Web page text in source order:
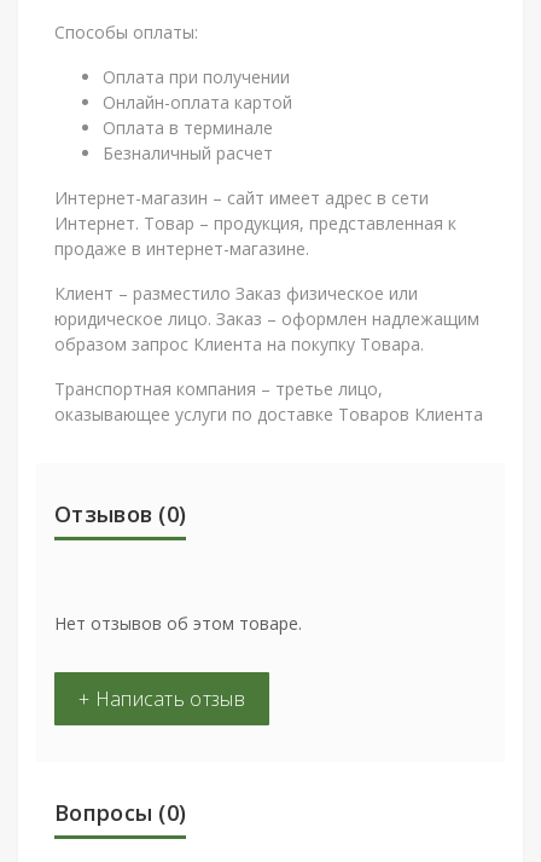
Способы оплаты:
Оплата при получении
Онлайн-оплата картой
Оплата в терминале
Безналичный расчет
Интернет-магазин – сайт имеет адрес в сети
Интернет. Товар – продукция, представленная к
продаже в интернет-магазине.
Клиент – разместило Заказ физическое или
юридическое лицо. Заказ – оформлен надлежащим
образом запрос Клиента на покупку Товара.
Транспортная компания – третье лицо,
оказывающее услуги по доставке Товаров Клиента
Отзывов (0)
Нет отзывов об этом товаре.
+ Написать отзыв
Вопросы (0)